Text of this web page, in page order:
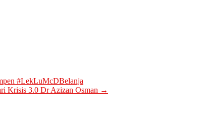
#LekLuMcDBelanja
Krisis 3.0 Dr Azizan Osman →